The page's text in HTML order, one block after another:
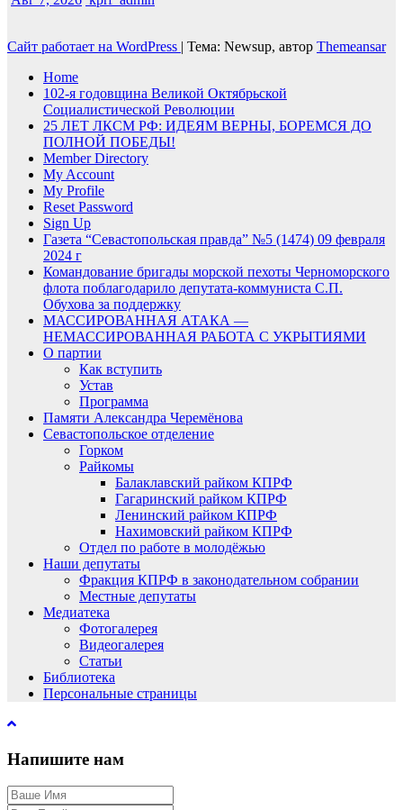
Сайт работает на WordPress | Тема: Newsup, автор Themeansar
Home
102-я годовщина Великой Октябрьской
Социалистической Революции
25 ЛЕТ ЛКСМ РФ: ИДЕЯМ ВЕРНЫ, БОРЕМСЯ ДО
ПОЛНОЙ ПОБЕДЫ!
Member Directory
My Account
My Profile
Reset Password
Sign Up
Газета “Севастопольская правда” №5 (1474) 09 февраля
2024 г
Командование бригады морской пехоты Черноморского
флота поблагодарило депутата-коммуниста С.П.
Обухова за поддержку
МАССИРОВАННАЯ АТАКА —
НЕМАССИРОВАННАЯ РАБОТА С УКРЫТИЯМИ
О партии
Как вступить
Устав
Программа
Памяти Александра Черемёнова
Севастопольское отделение
Горком
Райкомы
Балаклавский райком КПРФ
Гагаринский райком КПРФ
Ленинский райком КПРФ
Нахимовский райком КПРФ
Отдел по работе в молодёжью
Наши депутаты
Фракция КПРФ в законодательном собрании
Местные депутаты
Медиатека
Фотогалерея
Видеогалерея
Статьи
Библиотека
Персональные страницы
Напишите нам